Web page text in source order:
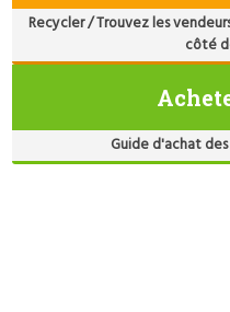
Recycler / Trouvez les
côté
Guide d'achat